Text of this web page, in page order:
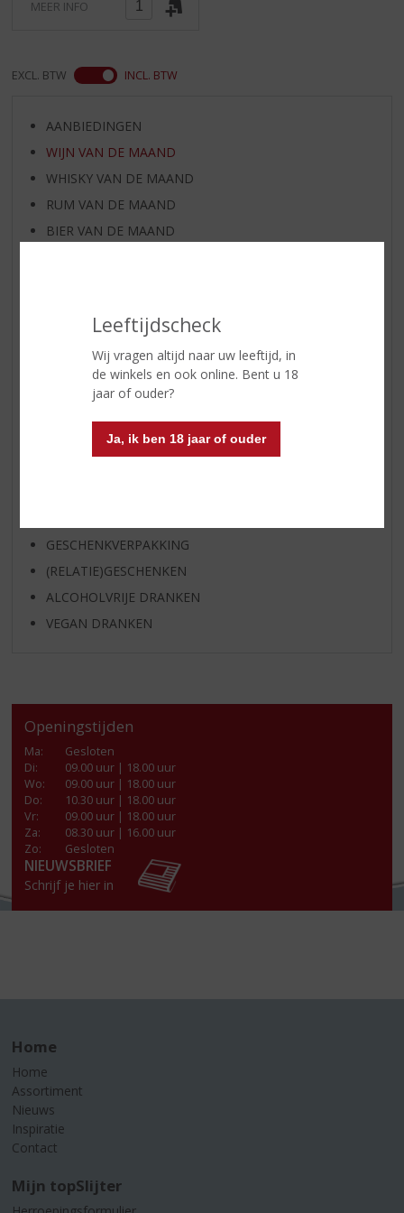
Leeftijdscheck
Wij vragen altijd naar uw leeftijd, in
de winkels en ook online. Bent u 18
jaar of ouder?
Ja, ik ben 18 jaar of ouder
MEER INFO
EXCL. BTW INCL. BTW
AANBIEDINGEN
WIJN VAN DE MAAND
WHISKY VAN DE MAAND
RUM VAN DE MAAND
BIER VAN DE MAAND
APERITIEF
GESCHENKVERPAKKING
(RELATIE)GESCHENKEN
ALCOHOLVRIJE DRANKEN
VEGAN DRANKEN
Openingstijden
Ma:
Gesloten
Di:
09.00 uur | 18.00 uur
Wo:
09.00 uur | 18.00 uur
Do:
10.30 uur | 18.00 uur
Vr:
09.00 uur | 18.00 uur
Za:
08.30 uur | 16.00 uur
Zo:
Gesloten
NIEUWSBRIEF
Schrijf je hier in
Home
Home
Assortiment
Nieuws
Inspiratie
Contact
Mijn topSlijter